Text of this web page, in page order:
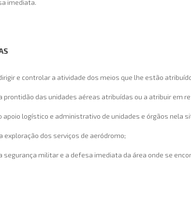
imediata.
e controlar a atividade dos meios que lhe estão
prontidão das unidades aéreas atribuídas ou a atribuir em
apoio logístico e administrativo de unidades e órgãos nela
exploração dos serviços de aeródromo;
segurança militar e a defesa imediata da área onde se